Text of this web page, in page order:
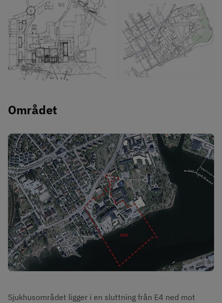
Området
Sjukhusområdet ligger i en sluttning från E4 ned mot